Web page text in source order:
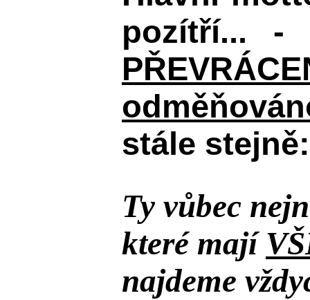
pozítří...
stále stejně:
Ty vůbec
které mají
najdeme